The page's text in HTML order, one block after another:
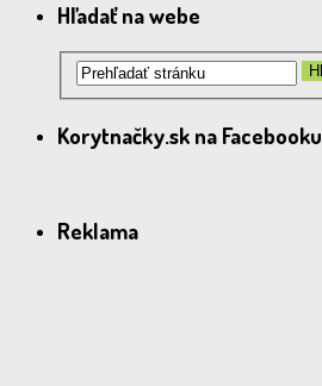
Hľadať na webe
Korytnačky.sk na Facebooku
Reklama